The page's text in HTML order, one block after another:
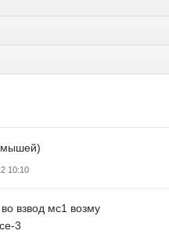
мышей)
10:10
взвод мс1 возму